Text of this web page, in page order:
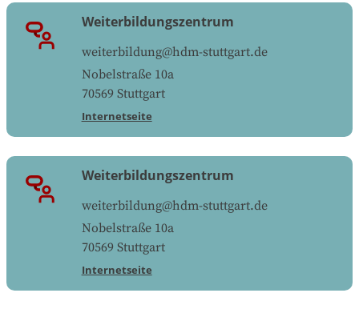
Weiterbildungszentrum
weiterbildung@hdm-stuttgart.de
Nobelstraße 10a
70569 Stuttgart
Internetseite
Weiterbildungszentrum
weiterbildung@hdm-stuttgart.de
Nobelstraße 10a
70569 Stuttgart
Internetseite